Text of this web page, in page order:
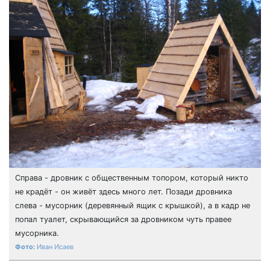
Справа - дровник с общественным топором, который никто
не крадёт - он живёт здесь много лет. Позади дровника
слева - мусорник (деревянный ящик с крышкой), а в кадр не
попал туалет, скрывающийся за дровником чуть правее
мусорника.
Иван Исаев